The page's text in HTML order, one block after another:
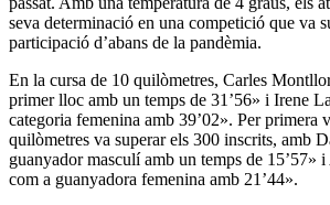
seva determinació en una competició que va
participació d’abans de la pandèmia.
En la cursa de 10 quilòmetres, Carles
primer lloc amb un temps de 31’56» i Irene
categoria femenina amb 39’02». Per primera
quilòmetres va superar els 300 inscrits, amb
guanyador masculí amb un temps de 15’57»
com a guanyadora femenina amb 21’44».